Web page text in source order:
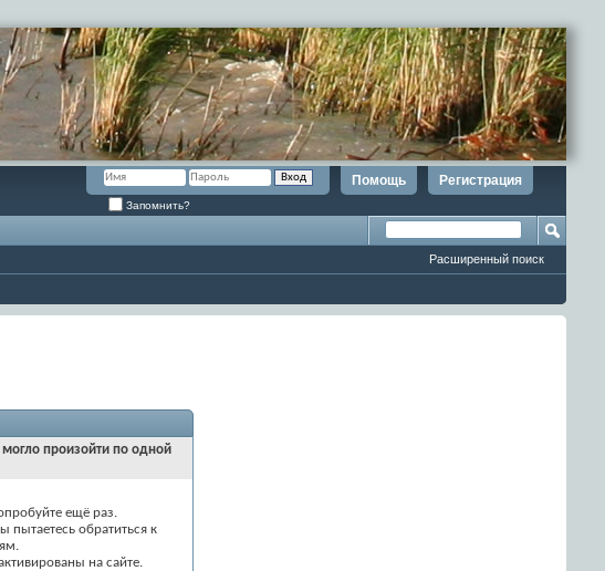
Регистрация
Помощь
Запомнить?
Расширенный поиск
могло произойти по одной
ещё раз.
пытаетесь обратиться к
на сайте.